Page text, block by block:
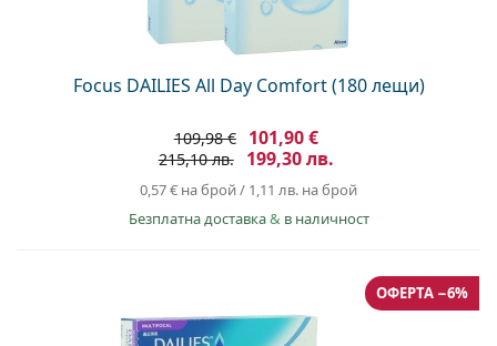
Focus DAILIES All Day Comfort (180 лещи)
109,98 € 101,90 €
215,10 лв. 199,30 лв.
0,57 € на брой/ 1,11 лв. на брой
Безплатна доставка& в наличност
ОФЕРТА −6%